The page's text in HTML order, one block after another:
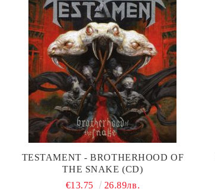
TESTAMENT - BROTHERHOOD OF
THE SNAKE (CD)
€13.75
26.89лв.